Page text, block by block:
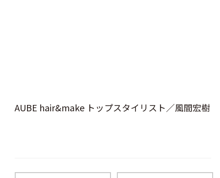
AUBE hair&make トップスタイリスト／風間宏樹